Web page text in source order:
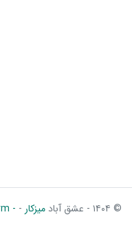
© ۱۴۰۴ - عشق آباد میزکار - - crm - نرم افزار ابری مدیریت کسب و کار